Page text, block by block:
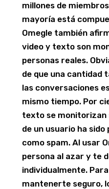
millones de
mayoría está
Omegle también
video y texto son
personas reales.
de que una cantidad
las conversaciones
mismo tiempo. Por
texto se monitorizan
de un usuario ha
como spam. Al usar
persona al azar y te
individualmente.
mantenerte seguro,